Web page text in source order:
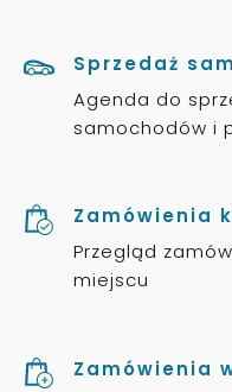
Sprzedaż
Agenda do
samochodów i
Zamówienia
Przegląd
miejscu
Zamówienia